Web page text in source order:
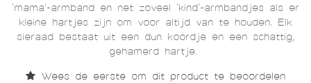
‘mama’-armband en net zoveel ‘kind’-armbandjes als er
kleine hartjes zijn om voor altijd van te houden. Elk
sieraad bestaat uit een dun koordje en een schattig,
gehamerd hartje.
Wees de eerste om dit product te beoordelen